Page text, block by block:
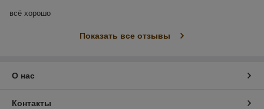
всё хорошо
Показать все отзывы
О нас
Контакты